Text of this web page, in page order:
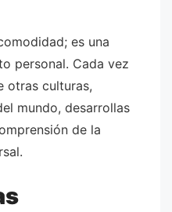
es una
personal. Cada vez
otras culturas,
mundo, desarrollas
de la